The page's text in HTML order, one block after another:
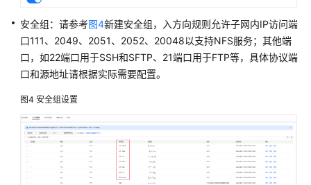
使
用
FunctionGraph
数
和
CTS
识
别
非
安全组：请参考图4新建安全组，入方向规则允许子网内IP访问端
口111、2049、2051、2052、20048以支持NFS服务；其他端
口，如22端口用于SSH和SFTP、21端口用于FTP等，具体协议端
口和源地址请根据实际需要配置。
图4 安全组设置